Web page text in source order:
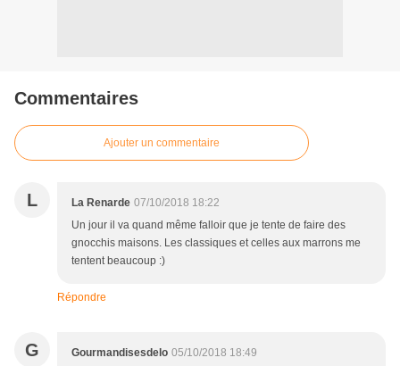
Commentaires
Ajouter un commentaire
L La Renarde 07/10/2018 18:22
Un jour il va quand même falloir que je tente de faire des
gnocchis maisons. Les classiques et celles aux marrons me
tentent beaucoup :)
Répondre
G Gourmandisesdelo 05/10/2018 18:49